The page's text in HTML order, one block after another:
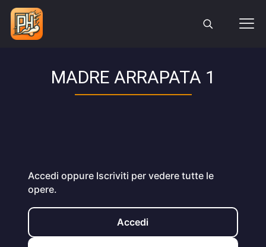
MADRE ARRAPATA 1
Accedi oppure Iscriviti per vedere tutte le
opere.
Accedi